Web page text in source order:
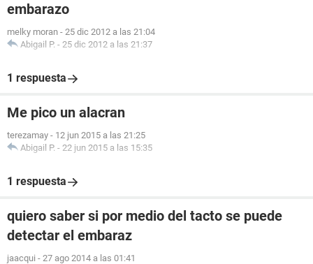
embarazo
melky moran - 25 dic 2012 a las 21:04
Abigail P. - 25 dic 2012 a las 21:37
1 respuesta
Me pico un alacran
terezamay - 12 jun 2015 a las 21:25
Abigail P. - 22 jun 2015 a las 15:35
1 respuesta
quiero saber si por medio del tacto se puede
detectar el embaraz
jaacqui - 27 ago 2014 a las 01:41